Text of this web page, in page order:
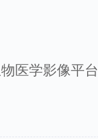
医学影像平台